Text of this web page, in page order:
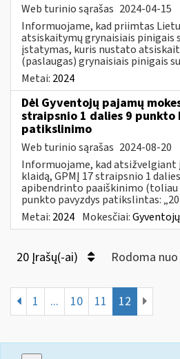
Web turinio sąrašas 2024-04-15
Informuojame, kad priimtas
atsiskaitymų grynaisiais pinigais
įstatymas, kuris nustato
(paslaugas) grynaisiais pinigais
Metai: 2024
Dėl Gyventojų pajamų
straipsnio 1 dalies 9 punkto
patikslinimo
Web turinio sąrašas 2024-08-20
Informuojame, kad
klaidą, GPMĮ 17 straipsnio 1
apibendrinto paaiškinimo (toliau
punkto pavyzdys patikslintas:
Metai: 2024 Mokesčiai:
20 Įrašų(-ai) Rodoma
1 ... 10 11 12